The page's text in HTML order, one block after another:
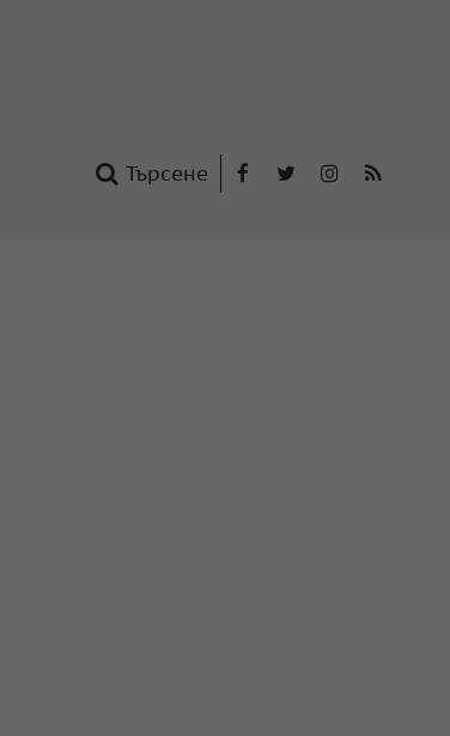
Търсене